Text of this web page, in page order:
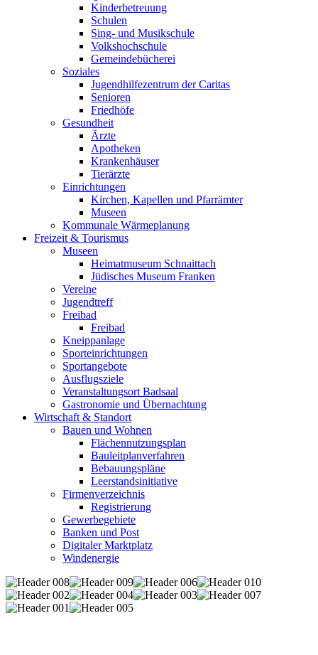
Kinderbetreuung
Schulen
Sing- und Musikschule
Volkshochschule
Gemeindebücherei
Soziales
Jugendhilfezentrum der Caritas
Senioren
Friedhöfe
Gesundheit
Ärzte
Apotheken
Krankenhäuser
Tierärzte
Einrichtungen
Kirchen, Kapellen und Pfarrämter
Museen
Kommunale Wärmeplanung
Freizeit & Tourismus
Museen
Heimatmuseum Schnaittach
Jüdisches Museum Franken
Vereine
Jugendtreff
Freibad
Freibad
Kneippanlage
Sporteinrichtungen
Sportangebote
Ausflugsziele
Veranstaltungsort Badsaal
Gastronomie und Übernachtung
Wirtschaft & Standort
Bauen und Wohnen
Flächennutzungsplan
Bauleitplanverfahren
Bebauungspläne
Leerstandsinitiative
Firmenverzeichnis
Registrierung
Gewerbegebiete
Banken und Post
Digitaler Marktplatz
Windenergie